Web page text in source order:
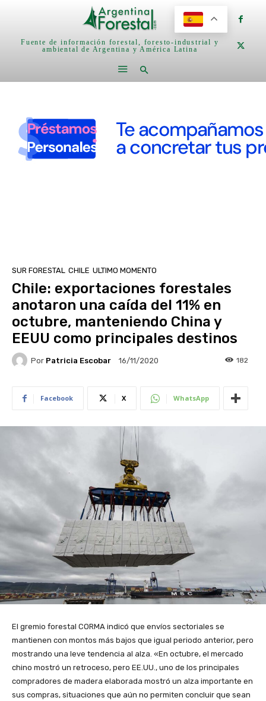
Fuente de información forestal, foresto-industrial y
ambiental de Argentina y América Latina
SUR FORESTAL CHILE ULTIMO MOMENTO
Chile: exportaciones forestales
anotaron una caída del 11% en
octubre, manteniendo China y
EEUU como principales destinos
Por Patricia Escobar 16/11/2020 182
Facebook X WhatsApp
El gremio forestal CORMA indicó que envíos sectoriales se
mantienen con montos más bajos que igual periodo anterior, pero
mostrando una leve tendencia al alza. «En octubre, el mercado
chino mostró un retroceso, pero EE.UU., uno de los principales
compradores de madera elaborada mostró un alza importante en
sus compras, situaciones que aún no permiten concluir que sean